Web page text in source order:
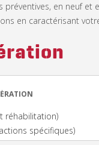
préventives, en neuf et
en caractérisant
réhabilitation)
spécifiques)